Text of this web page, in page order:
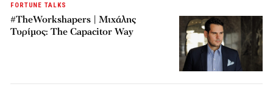
FORTUNE TALKS
#TheWorkshapers | Μιχάλης
Τυρίμος: The Capacitor Way